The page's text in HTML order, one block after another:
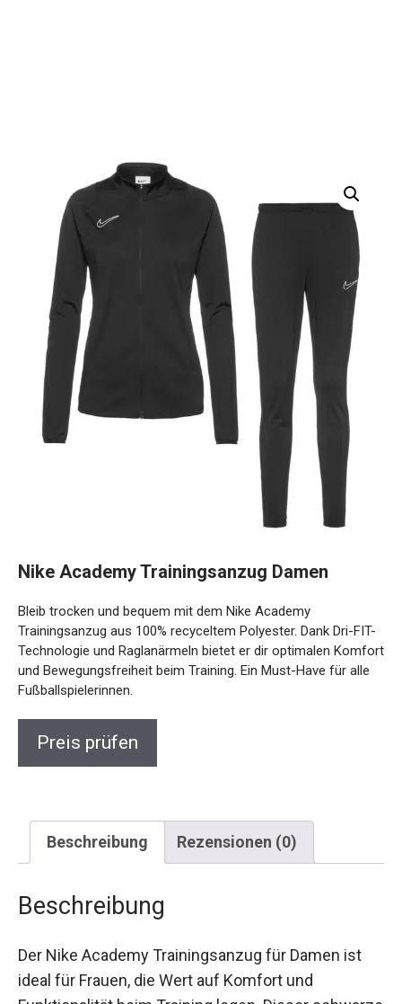
Trainingsanzug aus 100% recyceltem Polyester. Dank Dri-
FIT-Technologie und Raglanärmeln bietet er dir optimalen
Komfort und Bewegungsfreiheit beim Training. Ein Must-
Have für alle Fußballspielerinnen.
Beschreibung Rezensionen (0)
Beschreibung
ideal für Frauen, die Wert auf Komfort und
Funktionalität beim Training legen. Dieser